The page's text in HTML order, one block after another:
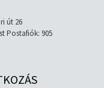
út 26
Postafiók: 905